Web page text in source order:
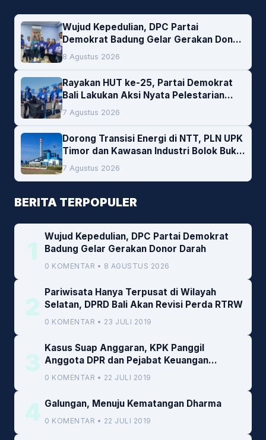
Wujud Kepedulian, DPC Partai
Demokrat Badung Gelar Gerakan Donor
Darah
8 Agustus 2026
Rayakan HUT ke-25, Partai Demokrat
Bali Lakukan Aksi Nyata Pelestarian
Lingkungan
7 Agustus 2026
Dorong Transisi Energi di NTT, PLN UPK
Timor dan Kawasan Industri Bolok Buka
Peluang Investasi Woodchip untuk
Cofiring PLTU Bolok
7 Agustus 2026
BERITA TERPOPULER
1
Wujud Kepedulian, DPC Partai Demokrat
Badung Gelar Gerakan Donor Darah
0 KOMENTAR • 8 AGUSTUS 2026
2
Pariwisata Hanya Terpusat di Wilayah
Selatan, DPRD Bali Akan Revisi Perda RTRW
0 KOMENTAR • 23 JULI 2019
3
Kasus Suap Anggaran, KPK Panggil
Anggota DPR dan Pejabat Keuangan
Kemenkeu
0 KOMENTAR • 22 JULI 2019
4 Galungan, Menuju Kematangan Dharma
0 KOMENTAR • 22 JULI 2019